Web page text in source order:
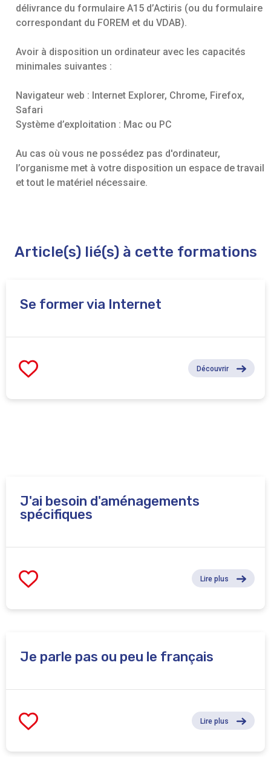
délivrance du formulaire A15 d’Actiris (ou du formulaire
correspondant du FOREM et du VDAB).
Avoir à disposition un ordinateur avec les capacités
minimales suivantes :
Navigateur web : Internet Explorer, Chrome, Firefox,
Safari
Système d’exploitation : Mac ou PC
Au cas où vous ne possédez pas d'ordinateur,
l’organisme met à votre disposition un espace de travail
et tout le matériel nécessaire.
Article(s) lié(s) à cette formations
Se former via Internet
Découvrir
J'ai besoin d'aménagements
spécifiques
Lire plus
Je parle pas ou peu le français
Lire plus